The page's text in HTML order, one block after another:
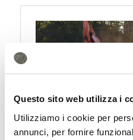
Questo sito web utilizza i
Utilizziamo i cookie per
annunci, per fornire